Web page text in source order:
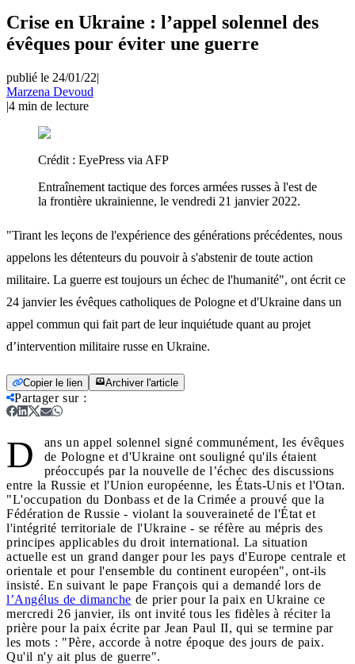
Crise en Ukraine : l’appel solennel des
évêques pour éviter une guerre
publié le 24/01/22|
Marzena Devoud
|4 min de lecture
Crédit : EyePress via AFP
Entraînement tactique des forces armées russes à l'est de
la frontière ukrainienne, le vendredi 21 janvier 2022.
"Tirant les leçons de l'expérience des générations précédentes, nous
appelons les détenteurs du pouvoir à s'abstenir de toute action
militaire. La guerre est toujours un échec de l'humanité", ont écrit ce
24 janvier les évêques catholiques de Pologne et d'Ukraine dans un
appel commun qui fait part de leur inquiétude quant au projet
d’intervention militaire russe en Ukraine.
Copier le lien Archiver l'article
Partager sur:
D
ans un appel solennel signé communément, les évêques
de Pologne et d'Ukraine ont souligné qu'ils étaient
préoccupés par la nouvelle de l’échec des discussions
entre la Russie et l'Union européenne, les États-Unis et l'Otan.
"L'occupation du Donbass et de la Crimée a prouvé que la
Fédération de Russie - violant la souveraineté de l'État et
l'intégrité territoriale de l'Ukraine - se réfère au mépris des
principes applicables du droit international. La situation
actuelle est un grand danger pour les pays d'Europe centrale et
orientale et pour l'ensemble du continent européen", ont-ils
insisté. En suivant le pape François qui a demandé lors de
l’Angélus de dimanche de prier pour la paix en Ukraine ce
mercredi 26 janvier, ils ont invité tous les fidèles à réciter la
prière pour la paix écrite par Jean Paul II, qui se termine par
les mots : "Père, accorde à notre époque des jours de paix.
Qu'il n'y ait plus de guerre".